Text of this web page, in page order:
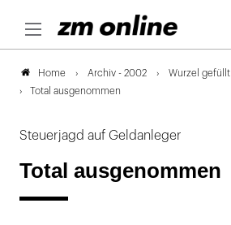
Home Archiv - 2002
Wurzel gefüllt
Total ausgenommen
Steuerjagd auf Geldanleger
Total ausgenommen